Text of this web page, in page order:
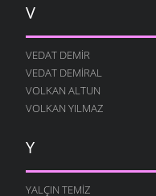
V
VEDAT DEMIR
VEDAT DEMIRAL
VOLKAN ALTUN
VOLKAN YILMAZ
Y
YALÇIN TEMIZ